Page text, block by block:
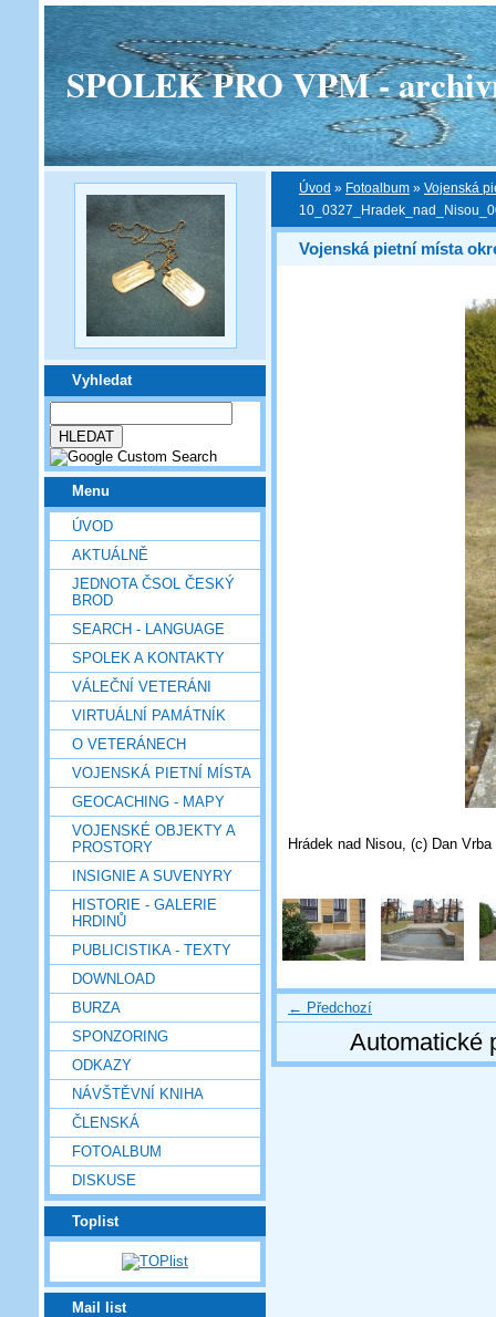
SPOLEK PRO VPM -
Vyhledat
Menu
ÚVOD
AKTUÁLNĚ
JEDNOTA ČSOL ČESKÝ
BROD
SEARCH - LANGUAGE
SPOLEK A KONTAKTY
VÁLEČNÍ VETERÁNI
VIRTUÁLNÍ PAMÁTNÍK
O VETERÁNECH
VOJENSKÁ PIETNÍ MÍSTA
GEOCACHING - MAPY
VOJENSKÉ OBJEKTY A
PROSTORY
INSIGNIE A SUVENYRY
HISTORIE - GALERIE
HRDINŮ
PUBLICISTIKA - TEXTY
DOWNLOAD
BURZA
SPONZORING
ODKAZY
NÁVŠTĚVNÍ KNIHA
ČLENSKÁ
FOTOALBUM
DISKUSE
Toplist
Mail list
Úvod » Fotoalbum » Vojenská
Vojenská pietní místa
Hrádek nad Nisou, (c) Dan
← Předchozí
Automatické